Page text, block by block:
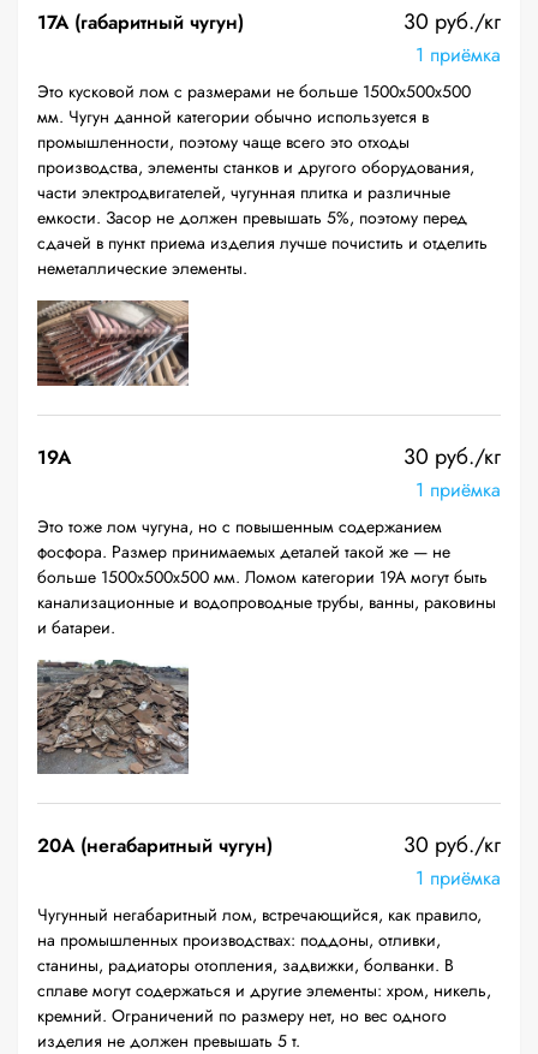
17А (габаритный чугун) 30 руб./кг
1 приёмка
Это кусковой лом с размерами не больше 1500х500х500
мм. Чугун данной категории обычно используется в
промышленности, поэтому чаще всего это отходы
производства, элементы станков и другого оборудования,
части электродвигателей, чугунная плитка и различные
емкости. Засор не должен превышать 5%, поэтому перед
сдачей в пункт приема изделия лучше почистить и отделить
неметаллические элементы.
19A 30 руб./кг
1 приёмка
Это тоже лом чугуна, но с повышенным содержанием
фосфора. Размер принимаемых деталей такой же — не
больше 1500х500х500 мм. Ломом категории 19А могут быть
канализационные и водопроводные трубы, ванны, раковины
и батареи.
20A (негабаритный чугун) 30 руб./кг
1 приёмка
Чугунный негабаритный лом, встречающийся, как правило,
на промышленных производствах: поддоны, отливки,
станины, радиаторы отопления, задвижки, болванки. В
сплаве могут содержаться и другие элементы: хром, никель,
кремний. Ограничений по размеру нет, но вес одного
изделия не должен превышать 5 т.